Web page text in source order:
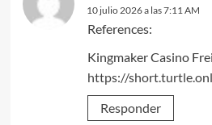
10 julio 2026 a las 7:11 AM
References:
Kingmaker Casino
https://
Responder